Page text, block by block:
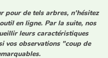
pour de tels arbres, n'hésitez
en ligne. Par la suite, nos
leurs caractéristiques
vos observations "coup de